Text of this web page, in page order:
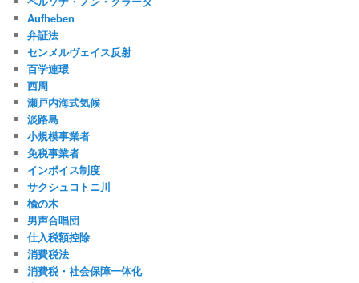
Aufheben
弁証法
センメルヴェイス反射
百学連環
西周
瀬戸内海式気候
淡路島
小規模事業者
免税事業者
インボイス制度
サクシュコトニ川
楡の木
男声合唱団
仕入税額控除
消費税法
消費税・社会保障一体化